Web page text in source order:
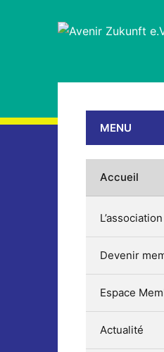
MENU
Accueil
L’association
Devenir
Espace
Actualité